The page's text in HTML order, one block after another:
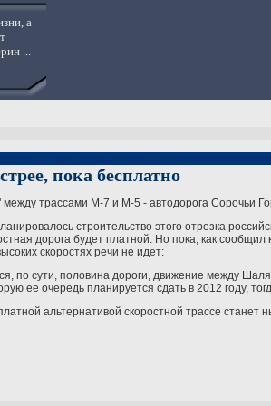
а
...
пока бесплатно
трассами М-7 и М-5 - автодорога Сорочьи
строительство этого отрезка
дорога будет платной. Но пока, как
скоростях речи не идет:
по сути, половина дороги, движение между
ее очередь планируется сдать в 2012 году,
альтернативой скоростной трассе станет